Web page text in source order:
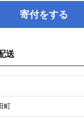
寄付をする
送
町